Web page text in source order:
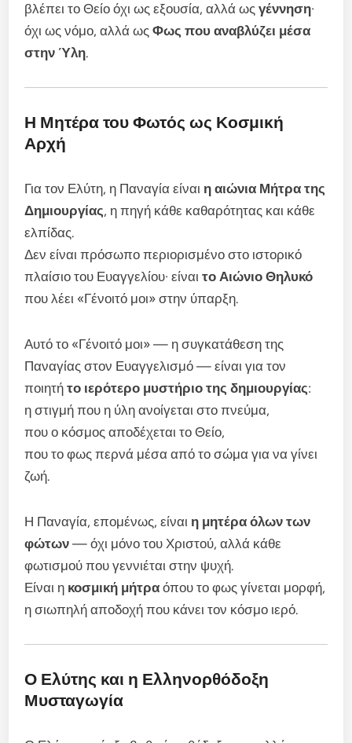
βλέπει το Θείο όχι ως εξουσία, αλλά ωςγέννηση·
όχι ως νόμο, αλλά ωςΦως που αναβλύζει μέσα
στην Ύλη.
Η Μητέρα του Φωτός ως Κοσμική
Αρχή
Για τον Ελύτη, η Παναγία είναι η αιώνια Μήτρα της
Δημιουργίας, η πηγή κάθε καθαρότητας και κάθε
ελπίδας.
Δεν είναι πρόσωπο περιορισμένο στο ιστορικό
πλαίσιο του Ευαγγελίου· είναιτο Αιώνιο Θηλυκό
που λέει «Γένοιτό μοι» στην ύπαρξη.
Αυτό το «Γένοιτό μοι» — η συγκατάθεση της
Παναγίας στον Ευαγγελισμό — είναι για τον
ποιητήτο ιερότερο μυστήριο της δημιουργίας:
η στιγμή που η ύλη ανοίγεται στο πνεύμα,
που ο κόσμος αποδέχεται το Θείο,
που το φως περνά μέσα από το σώμα για να γίνει
ζωή.
Η Παναγία, επομένως, είναι η μητέρα όλων των
φώτων — όχι μόνο του Χριστού, αλλά κάθε
φωτισμού που γεννιέται στην ψυχή.
Είναι η κοσμική μήτρα όπου το φως γίνεται μορφή,
η σιωπηλή αποδοχή που κάνει τον κόσμο ιερό.
Ο Ελύτης και η Ελληνορθόδοξη
Μυσταγωγία